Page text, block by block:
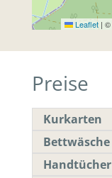
Leaflet | ©
Preise
Kurkarten
Bettwäsche
Handtücher